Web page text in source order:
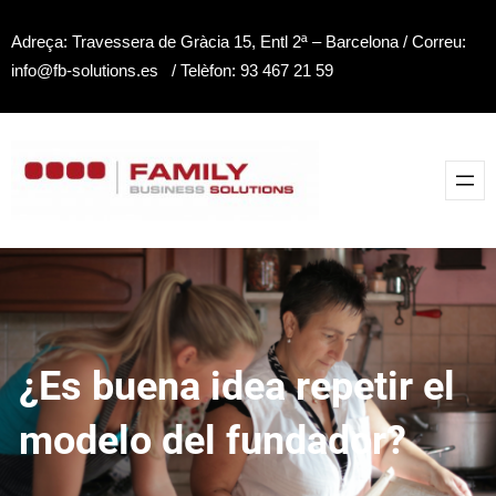
al
contenido
Adreça: Travessera de Gràcia 15, Entl 2ª – Barcelona / Correu:
info@fb-solutions.es / Telèfon: 93 467 21 59
¿Es buena idea repetir el
modelo del fundador?